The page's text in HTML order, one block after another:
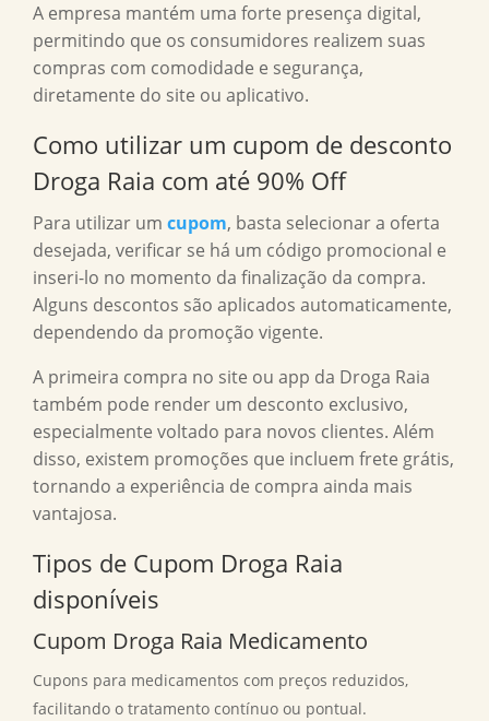
A empresa mantém uma forte presença digital,
permitindo que os consumidores realizem suas
compras com comodidade e segurança,
diretamente do site ou aplicativo.
Como utilizar um cupom de desconto
Droga Raia com até 90% Off
Para utilizar um cupom, basta selecionar a oferta
desejada, verificar se há um código promocional e
inseri-lo no momento da finalização da compra.
Alguns descontos são aplicados automaticamente,
dependendo da promoção vigente.
A primeira compra no site ou app da Droga Raia
também pode render um desconto exclusivo,
especialmente voltado para novos clientes. Além
disso, existem promoções que incluem frete grátis,
tornando a experiência de compra ainda mais
vantajosa.
Tipos de Cupom Droga Raia
disponíveis
Cupom Droga Raia Medicamento
Cupons para medicamentos com preços reduzidos,
facilitando o tratamento contínuo ou pontual.